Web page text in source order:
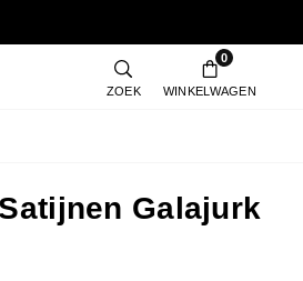
ZOEK
0
WINKELWAGEN
Galajurk